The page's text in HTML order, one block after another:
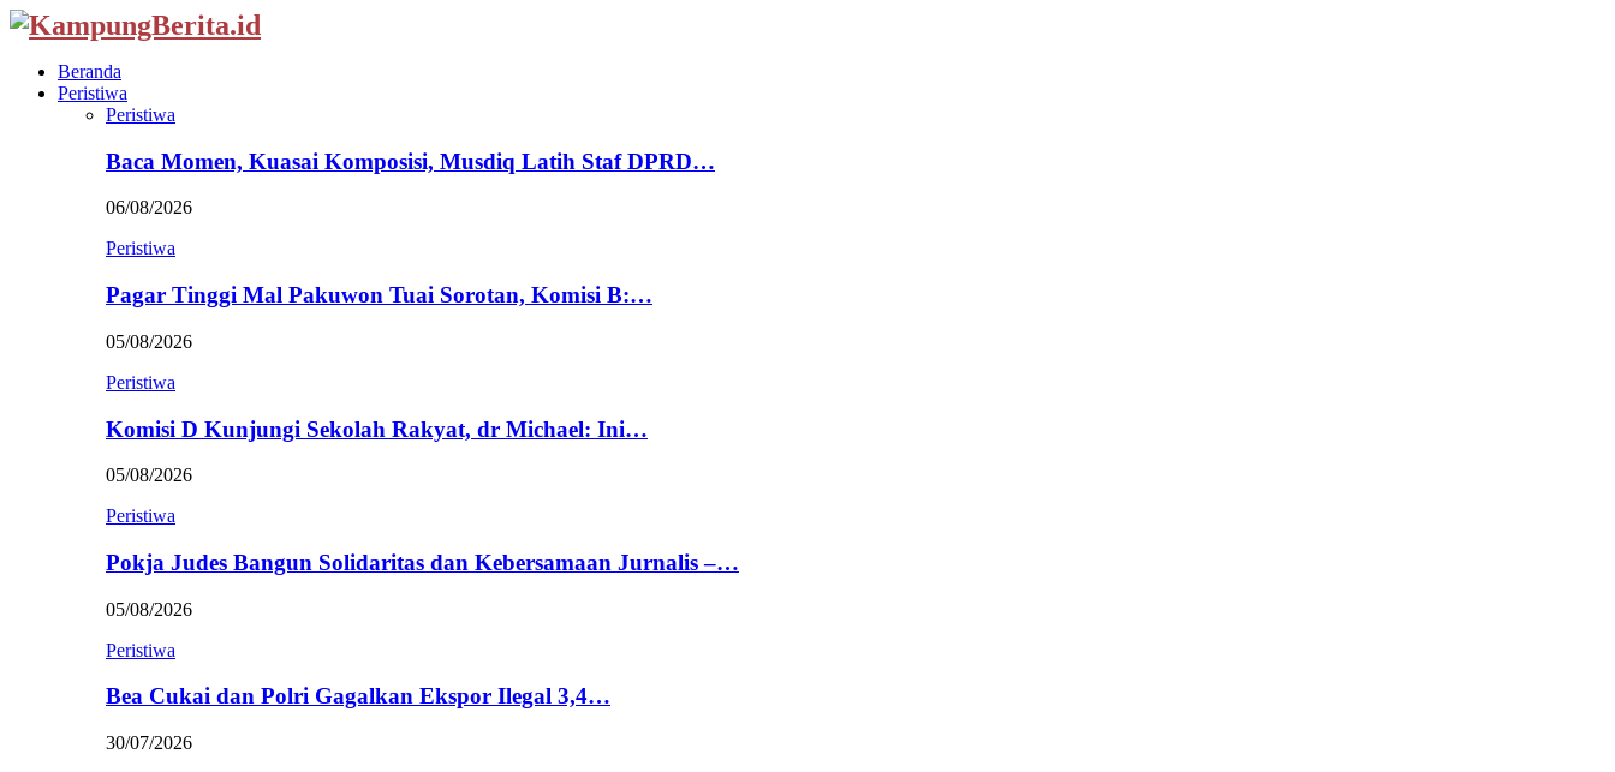
Beranda
Peristiwa
Peristiwa
Baca Momen, Kuasai Komposisi, Musdiq Latih Staf DPRD…
06/08/2026
Peristiwa
Pagar Tinggi Mal Pakuwon Tuai Sorotan, Komisi B:…
05/08/2026
Peristiwa
Komisi D Kunjungi Sekolah Rakyat, dr Michael: Ini…
05/08/2026
Peristiwa
Pokja Judes Bangun Solidaritas dan Kebersamaan Jurnalis –…
05/08/2026
Peristiwa
Bea Cukai dan Polri Gagalkan Ekspor Ilegal 3,4…
30/07/2026